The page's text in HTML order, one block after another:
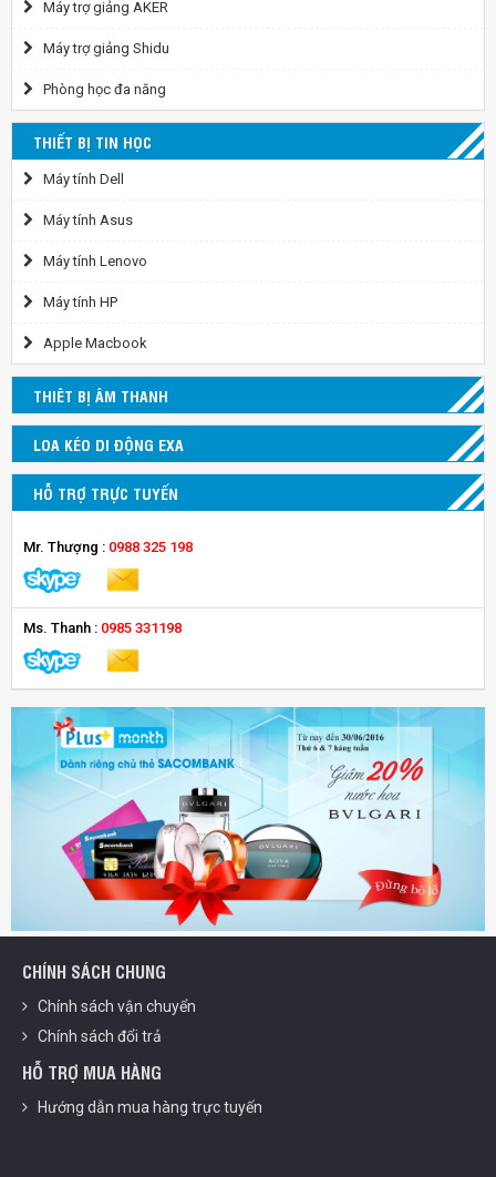
Máy trợ giảng AKER
Máy trợ giảng Shidu
Phòng học đa năng
THIẾT BỊ TIN HỌC
Máy tính Dell
Máy tính Asus
Máy tính Lenovo
Máy tính HP
Apple Macbook
THIÊT BỊ ÂM THANH
LOA KÉO DI ĐỘNG EXA
HỖ TRỢ TRỰC TUYẾN
Mr. Thượng : 0988 325 198
Ms. Thanh : 0985 331198
CHÍNH SÁCH CHUNG
Chính sách vận chuyển
Chính sách đổi trả
HỖ TRỢ MUA HÀNG
Hướng dẫn mua hàng trực tuyến